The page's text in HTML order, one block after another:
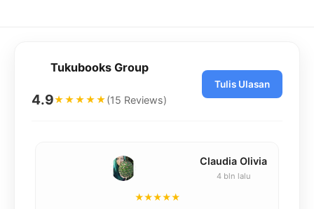
Tukubooks Group
4.9★★★★★(15 Reviews)
Tulis Ulasan
Claudia Olivia
4 bln lalu
★★★★★